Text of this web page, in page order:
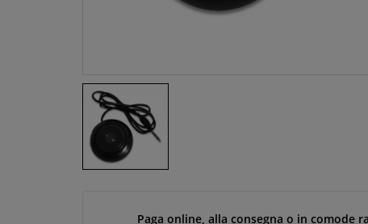
Paga online, alla consegna o in comode